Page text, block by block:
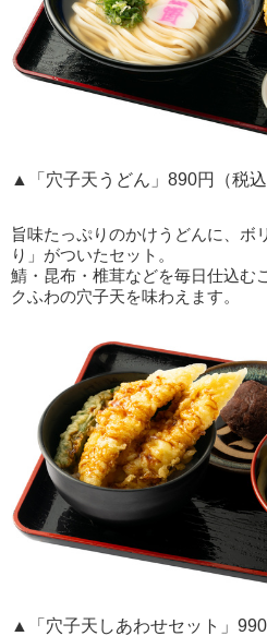
▲「穴子天うどん」890円（税込
旨味たっぷりのかけうどんに、ボ
り」がついたセット。
鯖・昆布・椎茸などを毎日仕込む
クふわの穴子天を味わえます。
▲「穴子天しあわせセット」990